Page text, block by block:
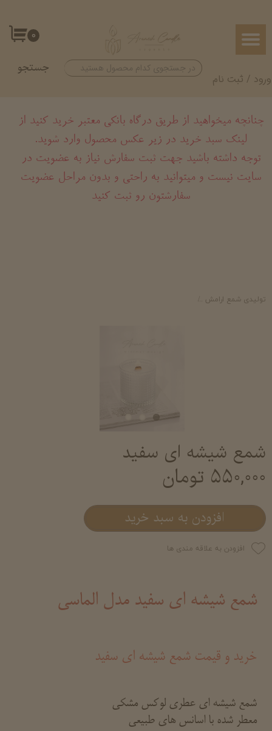
۰
ورود / ثبت نام
حساب کاربری من
تغییر گذر واژه
جستجو
تولیدی شمع ارامش
شمع شیشه ای سفید
۵۵۰,۰۰۰ تومان
افزودن به سبد خرید
افزودن به علاقه مندی ها
شمع شیشه ای سفید مدل الماسی
خرید و قیمت شمع شیشه ای سفید
شمع شیشه ای عطری لوکس مشکی
معطر شده با اسانس های طبیعی
چنانچه میخواهید از طریق درگاه بانکی معتبر خرید کنید از
لینک سبد خرید در زیر عکس محصول وارد شوید.
​​​​​​​توجه داشته باشید جهت ثبت سفارش نیاز به عضویت در
سایت نیست و میتوانید به راحتی و بدون مراحل عضویت
سفارشتون رو ثبت کنید